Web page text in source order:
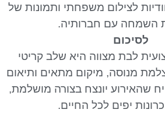
לצילום משפחתי ותמונות של
השמחה עם חברותיה.
לסיכום
לבת מצווה היא שלב קריטי
מנוסה, מיקום מתאים ותיאום
שהאירוע יונצח בצורה מושלמת,
יפים לכל החיים.